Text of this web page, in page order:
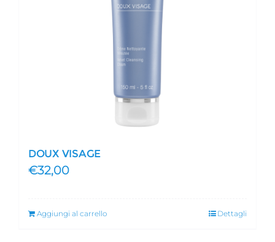
DOUX VISAGE
€32,00
Aggiungi al carrello Dettagli